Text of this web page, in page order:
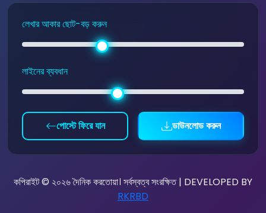
লেখার আকার ছোট-বড় করুন
লাইনের ব্যবধান
পোস্টে ফিরে যান ডাউনলোড করুন
কপিরাইট © ২০২৬ দৈনিক করতোয়া। সর্বস্বত্ব সংরক্ষিত | DEVELOPED BY
RKRBD